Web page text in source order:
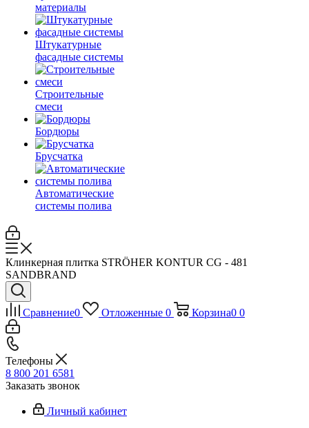
материалы
Штукатурные
фасадные системы
Строительные
смеси
Бордюры
Брусчатка
Автоматические
системы полива
Клинкерная плитка STRÖHER KONTUR CG - 481
SANDBRAND
Сравнение0 Отложенные 0 Корзина0 0
Телефоны
8 800 201 6581
Заказать звонок
Личный кабинет